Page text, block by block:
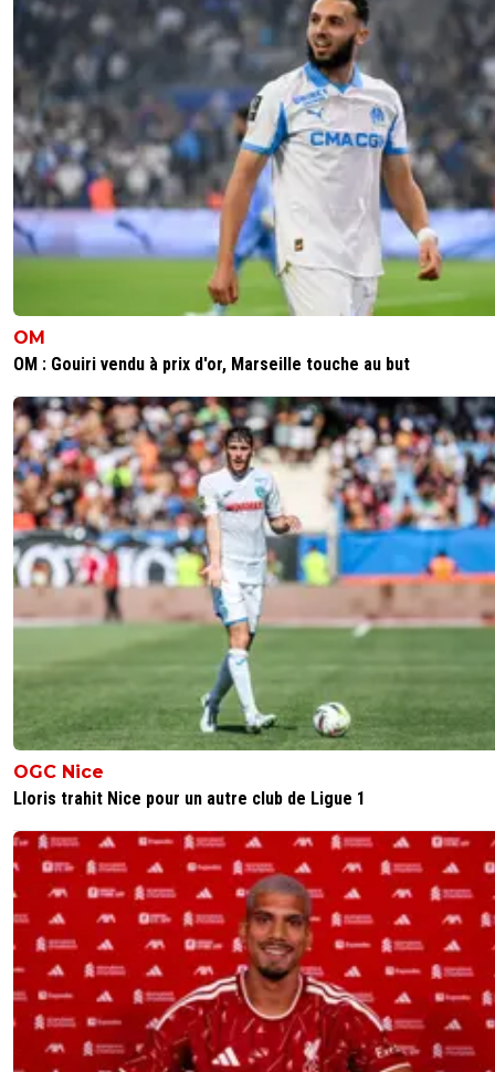
OM
OM : Gouiri vendu à prix d'or, Marseille touche au but
OGC Nice
Lloris trahit Nice pour un autre club de Ligue 1